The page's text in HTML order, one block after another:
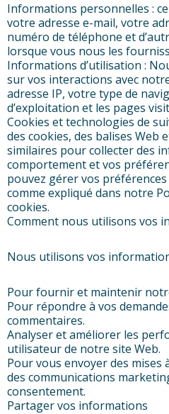
Informations personnelles :
votre adresse e-mail, votre
numéro de téléphone et
lorsque vous nous les
Informations d’utilisation :
sur vos interactions avec
adresse IP, votre type de
d’exploitation et les pages
Cookies et technologies de
des cookies, des balises Web
similaires pour collecter des
comportement et vos
pouvez gérer vos
comme expliqué dans notre
cookies.
Comment nous utilisons vos
Nous utilisons vos
Pour fournir et maintenir
Pour répondre à vos
commentaires.
Analyser et améliorer les
utilisateur de notre site Web.
Pour vous envoyer des
des communications
consentement.
Partager vos informations